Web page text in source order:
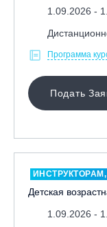
1.09.2026 -
Программа
Подать
Детская
1.09.2026 -